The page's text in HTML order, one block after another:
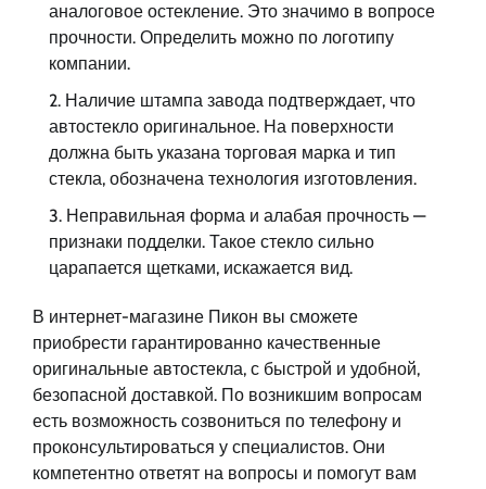
аналоговое остекление. Это значимо в вопросе
прочности. Определить можно по логотипу
компании.
Наличие штампа завода подтверждает, что
автостекло оригинальное. На поверхности
должна быть указана торговая марка и тип
стекла, обозначена технология изготовления.
Неправильная форма и алабая прочность —
признаки подделки. Такое стекло сильно
царапается щетками, искажается вид.
В интернет-магазине Пикон вы сможете
приобрести гарантированно качественные
оригинальные автостекла, с быстрой и удобной,
безопасной доставкой. По возникшим вопросам
есть возможность созвониться по телефону и
проконсультироваться у специалистов. Они
компетентно ответят на вопросы и помогут вам